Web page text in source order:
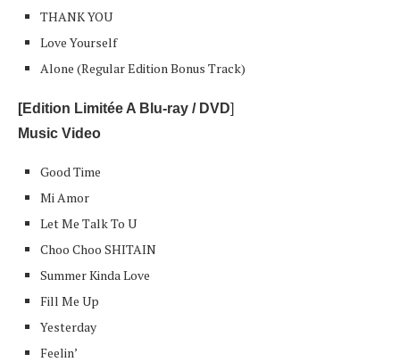
THANK YOU
Love Yourself
Alone (Regular Edition Bonus Track)
[Edition Limitée A Blu-ray / DVD]
Music Video
Good Time
Mi Amor
Let Me Talk To U
Choo Choo SHITAIN
Summer Kinda Love
Fill Me Up
Yesterday
Feelin’